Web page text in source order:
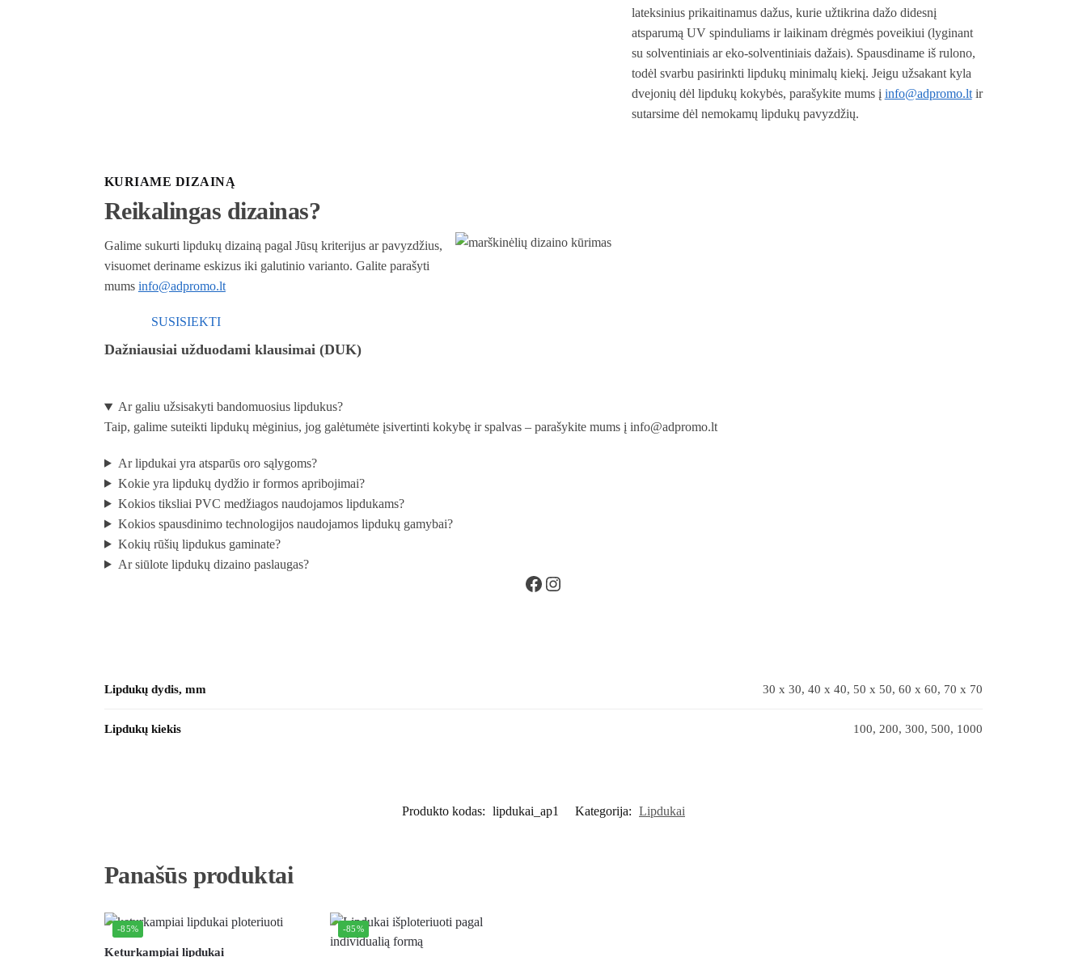
lateksinius prikaitinamus dažus, kurie užtikrina dažo didesnį
atsparumą UV spinduliams ir laikinam drėgmės poveikiui (lyginant
su solventiniais ar eko-solventiniais dažais). Spausdiname iš rulono,
todėl svarbu pasirinkti lipdukų minimalų kiekį. Jeigu užsakant kyla
dvejonių dėl lipdukų kokybės, parašykite mums į info@adpromo.ltir
sutarsime dėl nemokamų lipdukų pavyzdžių.
KURIAME DIZAINĄ
Reikalingas dizainas?
Galime sukurti lipdukų dizainą pagal Jūsų kriterijus ar pavyzdžius,
visuomet deriname eskizus iki galutinio varianto. Galite parašyti
mums info@adpromo.lt
SUSISIEKTI
Dažniausiai užduodami klausimai (DUK)
Ar galiu užsisakyti bandomuosius lipdukus?
Taip, galime suteikti lipdukų mėginius, jog galėtumėte įsivertinti kokybę ir spalvas – parašykite mums į info@adpromo.lt
Ar lipdukai yra atsparūs oro sąlygoms?
Kokie yra lipdukų dydžio ir formos apribojimai?
Kokios tiksliai PVC medžiagos naudojamos lipdukams?
Kokios spausdinimo technologijos naudojamos lipdukų gamybai?
Kokių rūšių lipdukus gaminate?
Ar siūlote lipdukų dizaino paslaugas?
Lipdukų dydis, mm 30 x 30, 40 x 40, 50 x 50, 60 x 60, 70 x 70
Lipdukų kiekis 100, 200, 300, 500, 1000
Produkto kodas: lipdukai_ap1 Kategorija: Lipdukai
Panašūs produktai
-85%
Keturkampiai lipdukai
-85%